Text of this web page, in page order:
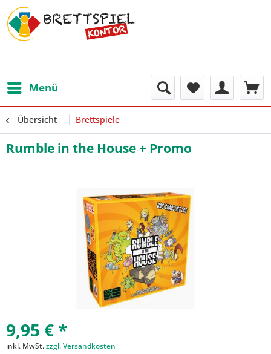
Menü
Übersicht Brettspiele
Rumble in the House + Promo
9,95 € *
inkl. MwSt.zzgl. Versandkosten